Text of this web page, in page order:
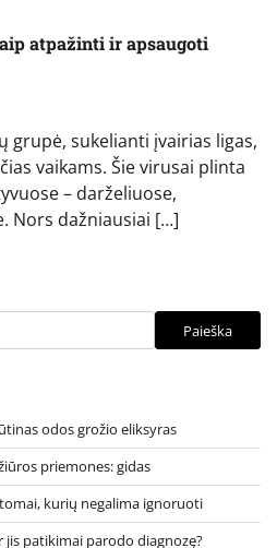
atpažinti ir apsaugoti
grupė, sukelianti įvairias ligas,
vaikams. Šie virusai plinta
– darželiuose,
Nors dažniausiai […]
Paieška
odos grožio eliksyras
priemones: gidas
kurių negalima ignoruoti
patikimai parodo diagnozę?